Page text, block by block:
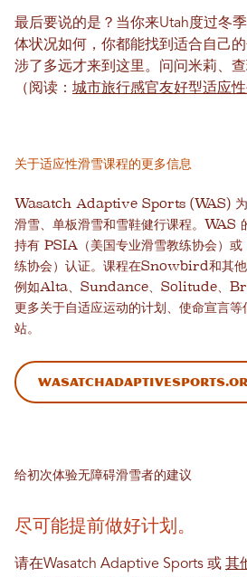
最后要说的是？当你来Utah度过冬
体状况如何，你都能找到适合自己
涉了多远才来到这里。问问米莉、查
（阅读： 城市旅行感官友好型适应
关于适应性滑雪课程的更多信息
Wasatch Adaptive Sports (WAS) 为
滑雪、单板滑雪和雪鞋健行课程。WAS
持有 PSIA（美国专业滑雪教练协会）
练协会）认证。课程在Snowbird和其
例如Alta、Sundance、Solitude、
更多关于自适应运动的计划、使命宣言
站。
给初次体验无障碍滑雪者的建议
尽可能提前做好计划。
请在Wasatch Adaptive Sports 或 其